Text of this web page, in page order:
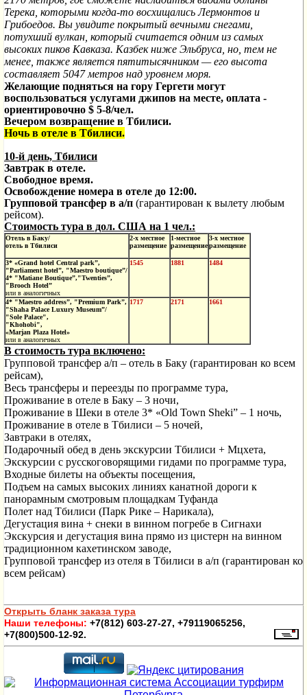
Терека, которыми когда-то восхищались Лермонтов и
Грибоедов. Вы увидите покрытый вечными снегами,
потухший вулкан, который считается одним из самых
высоких пиков Кавказа. Казбек ниже Эльбруса, но, тем не
менее, также является пятитысячником — его высота
составляет 5047 метров над уровнем моря.
Желающие подняться на гору Гергети могут
воспользоваться услугами джипов на месте, оплата -
ориентировочно $ 5-8/чел.
Вечером возвращение в Тбилиси.
Ночь в отеле в Тбилиси.
10-й день, Тбилиси
Завтрак в отеле.
Свободное время.
Освобождение номера в отеле до 12:00.
Групповой трансфер в а/п (гарантирован к вылету любым
рейсом).
Стоимость тура в дол. США на 1 чел.:
Отель в Баку/
отель в Тбилиси
2-х местное
размещение
1-местное
размещение
3-х местное
размещение
3* «Grand hotel Central park”,
"Parliament hotel”, "Maestro boutique”/
4* "Matiane Boutique”,"Twenties”,
"Brooch Hotel”
или в аналогичных
1545 1881 1484
4* "Maestro address”, "Premium Park”,
"Shaha Palace Luxury Museum”/
"Sole Palace",
"Khohobi",
«Marjan Plaza Hotel»
или в аналогичных
1717 2171 1661
В стоимость тура включено:
Групповой трансфер а/п – отель в Баку (гарантирован ко всем
рейсам),
Весь трансферы и переезды по программе тура,
Проживание в отеле в Баку – 3 ночи,
Проживание в Шеки в отеле 3* «Old Town Sheki” – 1 ночь,
Проживание в отеле в Тбилиси – 5 ночей,
Завтраки в отелях,
Подарочный обед в день экскурсии Тбилиси + Мцхета,
Экскурсии с русскоговорящими гидами по программе тура,
Входные билеты на объекты посещения,
Подъем на самых высоких линиях канатной дороги к
панорамным смотровым площадкам Туфанда
Полет над Тбилиси (Парк Рике – Нарикала),
Дегустация вина + снеки в винном погребе в Сигнахи
Экскурсия и дегустация вина прямо из цистерн на винном
традиционном кахетинском заводе,
Групповой трансфер из отеля в Тбилиси в а/п (гарантирован ко
всем рейсам)
Открыть бланк заказа тура
Наши телефоны: +7(812) 603-27-27, +79119065256,
+7(800)500-12-92.